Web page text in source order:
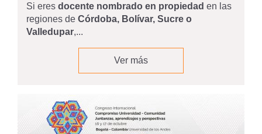
Si eres docente nombrado en propiedad en las
regiones de Córdoba, Bolívar, Sucre o
Valledupar,...
Ver más